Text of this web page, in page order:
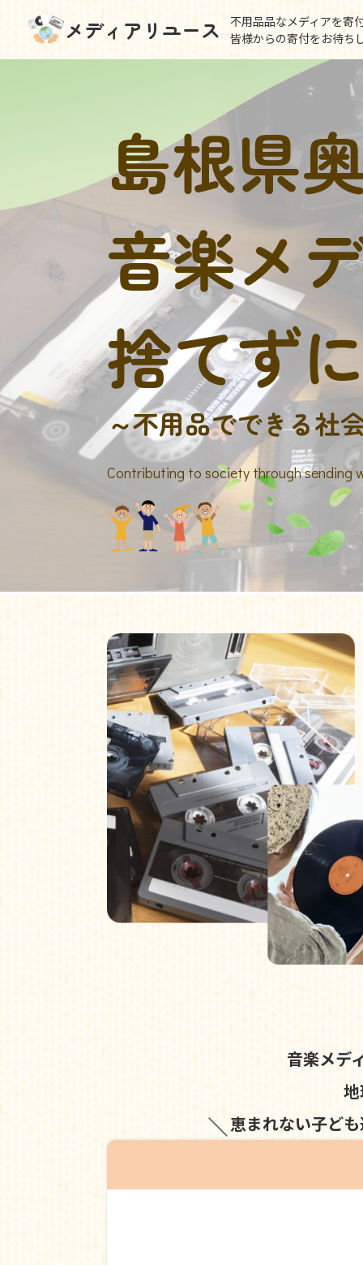
メディアリユース
不用品品なメディアを寄
皆様からの寄付をお待ち
島根県
音楽メ
捨てず
～不用品でできる社
Contributing to society through sending
音楽メデ
恵まれない子ど